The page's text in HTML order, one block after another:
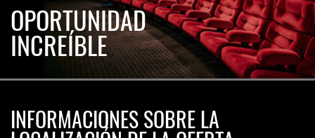
OPORTUNIDAD
INCREÍBLE
INFORMACIONES SOBRE LA